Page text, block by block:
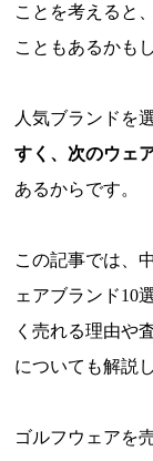
ことを考えると
こともあるかも
人気ブランドを
すく、次のウェ
あるからです。
この記事では、
ェアブランド10
く売れる理由や
についても解説
ゴルフウェアを